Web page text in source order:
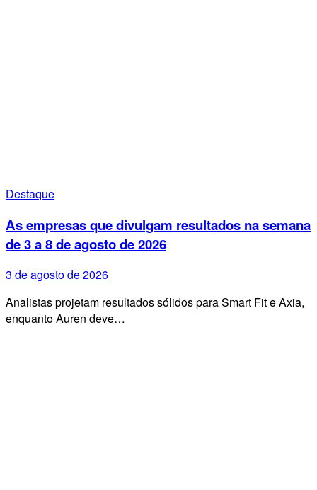
Destaque
As empresas que divulgam resultados na semana
de 3 a 8 de agosto de 2026
3 de agosto de 2026
Analistas projetam resultados sólidos para Smart Fit e Axia,
enquanto Auren deve…